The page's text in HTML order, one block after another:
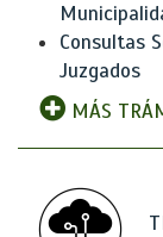
Consultas
Juzgados
MÁS